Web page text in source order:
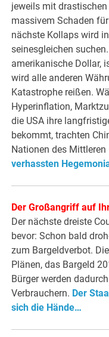
jeweils mit drastischen
massivem Schaden
nächste Kollaps wird
seinesgleichen
amerikanische Dollar,
wird alle anderen
Katastrophe reißen.
Hyperinflation,
die USA ihre
bekommt, trachten
Nationen des
verhassten
Der Großangriff auf
Der nächste dreiste
bevor: Schon bald
zum Bargeldverbot.
Plänen, das Bargeld
Bürger werden
Verbrauchern. Der
sich die Hände…